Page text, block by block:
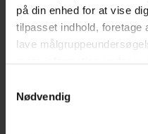
på din enhed for at vise
tilpasset indhold, foretage
lave
tilbage eller ændre
"Cookiedeklaration",
Nødvendig